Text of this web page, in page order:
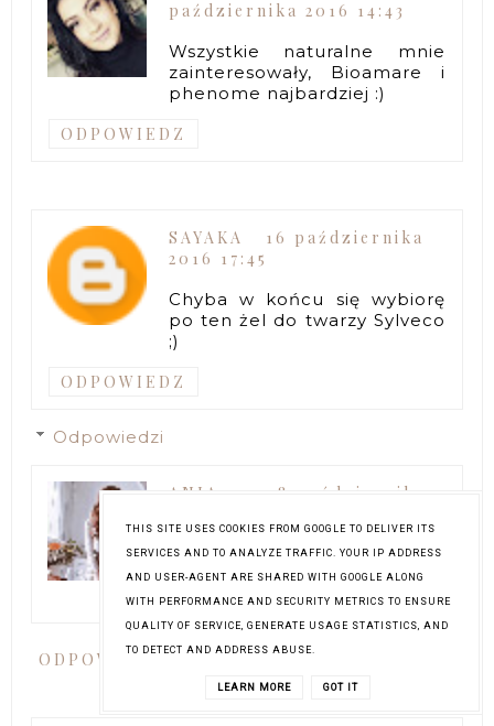
października 2016 14:43
Wszystkie naturalne mnie
zainteresowały, Bioamare i
phenome najbardziej :)
ODPOWIEDZ
SAYAKA
16 października
2016 17:45
Chyba w końcu się wybiorę
po ten żel do twarzy Sylveco
;)
ODPOWIEDZ
Odpowiedzi
ANIA
18 października
Polecam, bo naprawdę
warto :)
ODPOWIEDZ
THIS SITE USES COOKIES FROM GOOGLE TO DELIVER ITS
SERVICES AND TO ANALYZE TRAFFIC. YOUR IP ADDRESS
AND USER-AGENT ARE SHARED WITH GOOGLE ALONG
WITH PERFORMANCE AND SECURITY METRICS TO ENSURE
QUALITY OF SERVICE, GENERATE USAGE STATISTICS, AND
TO DETECT AND ADDRESS ABUSE.
LEARN MORE GOT IT